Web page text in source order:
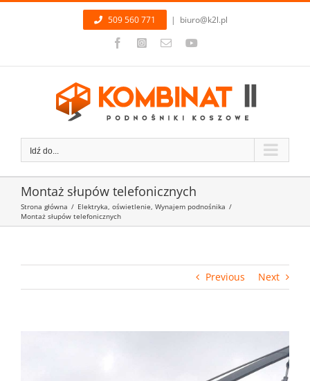
Przejdź
509 560 771 | biuro@k2l.pl
FacebookInstagram
Email
Idź do...
Montaż słupów telefonicznych
Strona główna / Elektryka, oświetlenie, Wynajem podnośnika /
Montaż słupów telefonicznych
Previous Next